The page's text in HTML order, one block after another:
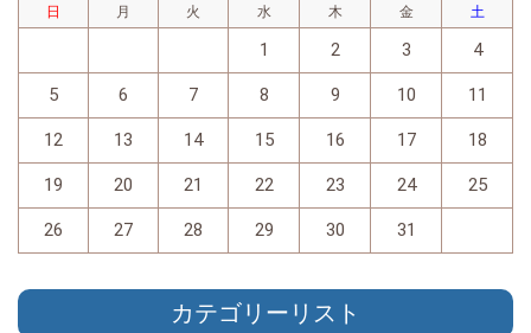
日 月 火 水 木 金 土
1 2 3 4
5 6 7 8 9 10 11
12 13 14 15 16 17 18
19 20 21 22 23 24 25
26 27 28 29 30 31
カテゴリーリスト